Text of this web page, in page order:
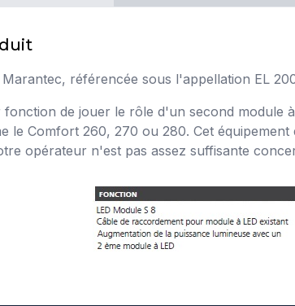
Marantec, référencée sous l'appellation EL
de jouer le rôle d'un second module
le Comfort 260, 270 ou 280. Cet
opérateur n'est pas assez suffisante